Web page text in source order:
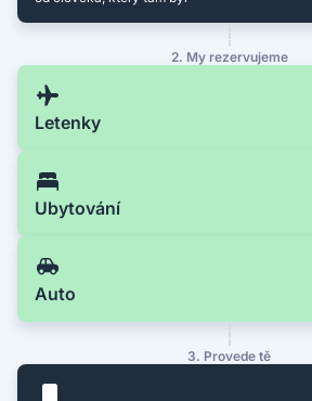
2. My rezervujeme
Letenky
Ubytování
Auto
3. Provede tě